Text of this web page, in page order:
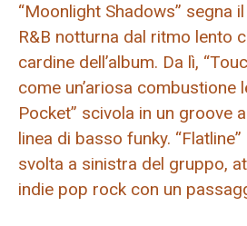
“Moonlight Shadows” segna
R&B notturna dal ritmo lento
cardine dell’album. Da lì,
come un’ariosa combustione
Pocket” scivola in un groove
linea di basso funky.
svolta a sinistra del gruppo,
indie pop rock con un